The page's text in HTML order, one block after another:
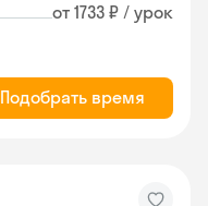
от 1733 ₽ / урок
Подобрать время